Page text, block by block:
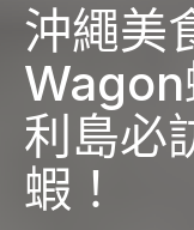
沖繩美
利島必
蝦！